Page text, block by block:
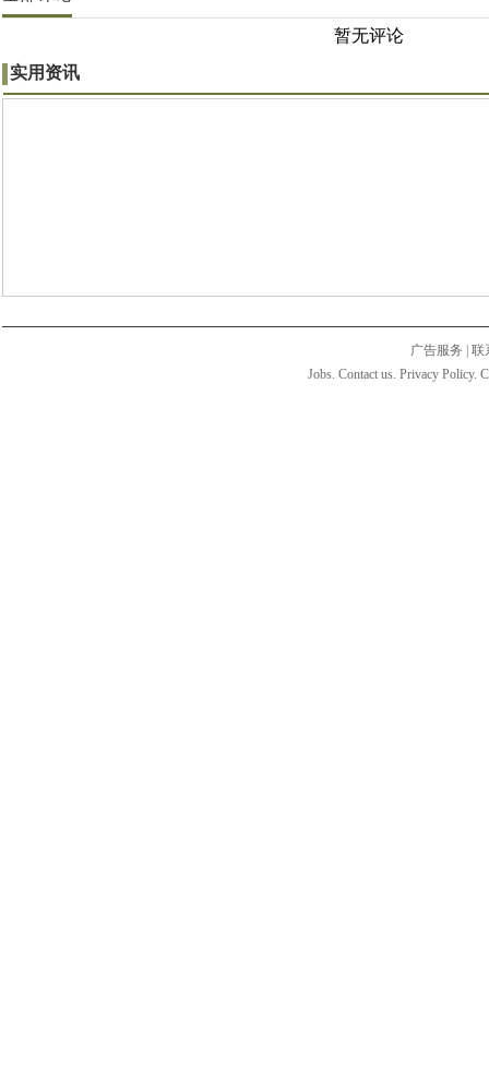
暂无评论
实用资讯
广告服务
联
Jobs. Contact us. Privacy Policy.